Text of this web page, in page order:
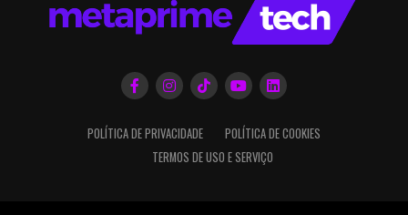
POLÍTICA DE PRIVACIDADE
POLÍTICA DE COOKIES
TERMOS DE USO E SERVIÇO